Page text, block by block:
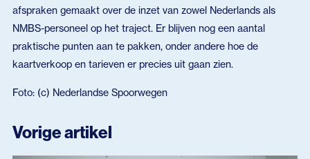
afspraken gemaakt over de inzet van zowel Nederlands als
NMBS-personeel op het traject. Er blijven nog een aantal
praktische punten aan te pakken, onder andere hoe de
kaartverkoop en tarieven er precies uit gaan zien.
Foto: (c) Nederlandse Spoorwegen
Vorige artikel